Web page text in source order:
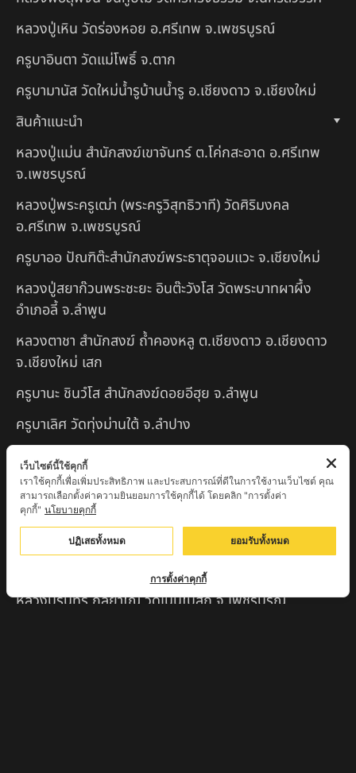
หลวงปู่เหิน วัดร่องหอย อ.ศรีเทพ จ.เพชรบูรณ์
ครูบาอินตา วัดแม่โพธิ์ จ.ตาก
ครูบามานัส วัดใหม่น้ำรูบ้านน้ำรู อ.เชียงดาว จ.เชียงใหม่
สินค้าแนะนำ
หลวงปู่แม่น สำนักสงฆ์เขาจันทร์ ต.โค่กสะอาด อ.ศรีเทพ
จ.เพชรบูรณ์
หลวงปู่พระครูเฒ่า (พระครูวิสุทธิวาที) วัดศิริมงคล
อ.ศรีเทพ จ.เพชรบูรณ์
ครูบาออ ปัณฑิต๊ะสำนักสงฆ์พระธาตุจอมแวะ จ.เชียงใหม่
หลวงปู่สยาก๊วนพระชะยะ อินต๊ะวังโส วัดพระบาทผาผึ้ง
อำเภอลี้ จ.ลำพูน
หลวงตาชา สำนักสงฆ์ ถ้ำคองหลู ต.เชียงดาว อ.เชียงดาว
จ.เชียงใหม่ เสก
ครูบานะ ชินวํโส สำนักสงฆ์ดอยอีฮุย จ.ลำพูน
ครูบาเลิศ วัดทุ่งม่านใต้ จ.ลำปาง
หลวงปู่หนู นรินโท วัดวังท่าดี จ.เพชรบูรณ์
ครูบาทอง วัดก้อท่า จ.ลำพูน
ครูบาตุ๊เจ้าปู่หว่าหลิ่ง วิระทะโย วัดเวฬุวัน อ.เชียงดาว
จ.เชียงใหม่
ครูบาศรี สุจิตโต บ้านสบก๋ง จ.ลำปาง
หลวงปู่รินทร์ กลฺยาโณ วัดเนินโบสถ์ จ.เพชรบูรณ์
เว็บไซต์นี้ใช้คุกกี้
เราใช้คุกกี้เพื่อเพิ่มประสิทธิภาพ และประสบการณ์ที่ดีในการใช้งานเว็บไซต์ คุณ
สามารถเลือกตั้งค่าความยินยอมการใช้คุกกี้ได้ โดยคลิก "การตั้งค่า
คุกกี้" นโยบายคุกกี้
ปฏิเสธทั้งหมด ยอมรับทั้งหมด
การตั้งค่าคุกกี้